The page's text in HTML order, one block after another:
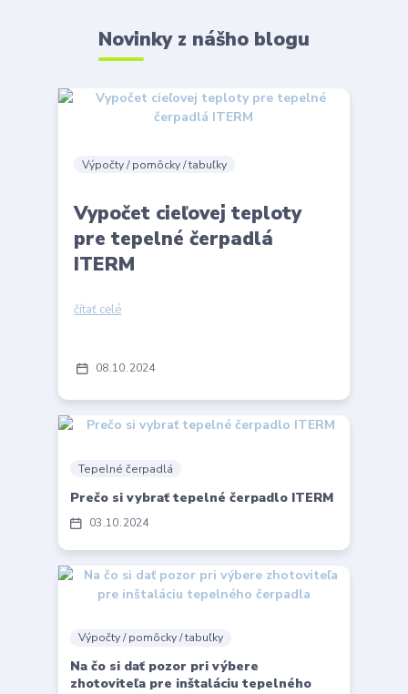
Novinky z nášho blogu
08 10 2024
Výpočty / pomôcky / tabuľky
Vypočet cieľovej teploty
pre tepelné čerpadlá
ITERM
čítať celé
03 10 2024
Tepelné čerpadlá
Prečo si vybrať tepelné čerpadlo ITERM
Výpočty / pomôcky / tabuľky
Na čo si dať pozor pri výbere
zhotoviteľa pre inštaláciu tepelného